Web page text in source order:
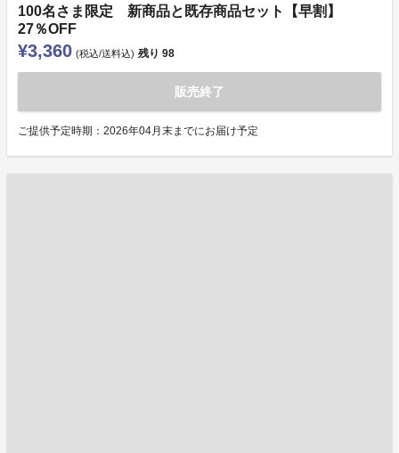
100名さま限定 新商品と既存商品セット【早割】
27％OFF
¥3,360 (税込/送料込) 残り 98
販売終了
ご提供予定時期：2026年04月末までにお届け予定